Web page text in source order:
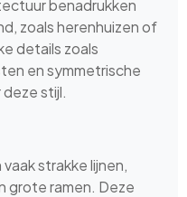
benadrukken
zoals herenhuizen of
details zoals
en symmetrische
stijl.
strakke lijnen,
grote ramen. Deze